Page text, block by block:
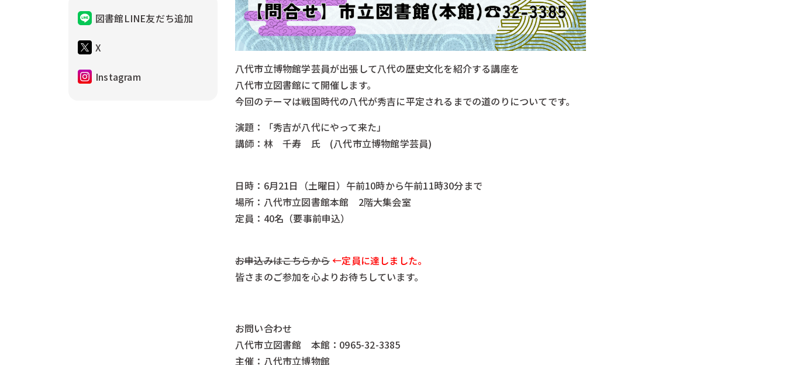
八代市立博物館学芸員が出張して八代の歴史文化を紹介する講座を
八代市立図書館にて開催します。
今回のテーマは戦国時代の八代が秀吉に平定されるまでの道のりについてです。
演題：「秀吉が八代にやって来た」
講師：林 千寿 氏 (八代市立博物館学芸員)
日時：6月21日（土曜日）午前10時から午前11時30分まで
場所：八代市立図書館本館 2階大集会室
定員：40名（要事前申込）
お申込みはこちらから←定員に達しました。
皆さまのご参加を心よりお待ちしています。
お問い合わせ
八代市立図書館 本館：0965-32-3385
主催：八代市立博物館
図書館LINE友だち追加
X
Instagram